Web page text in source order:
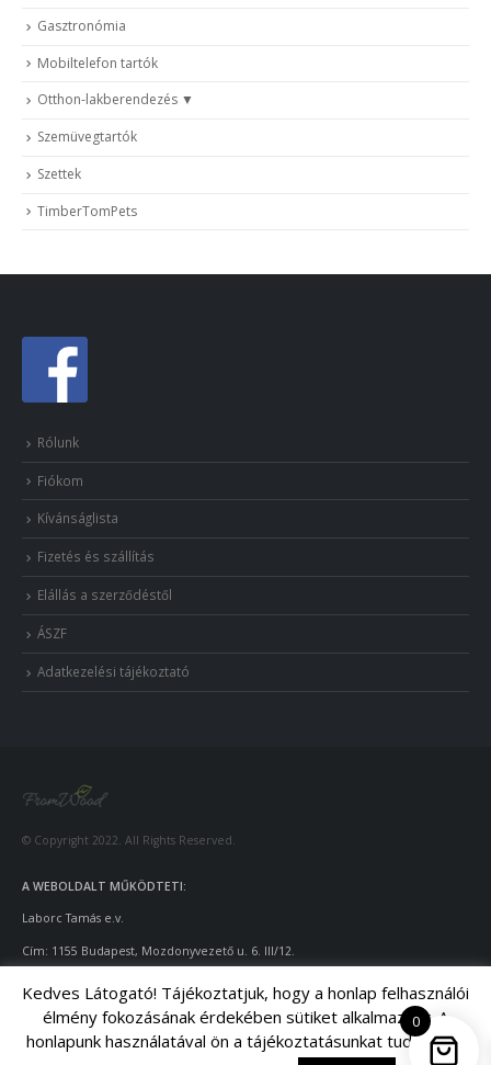
Gasztronómia
Mobiltelefon tartók
Otthon-lakberendezés
Szemüvegtartók
Szettek
TimberTomPets
Rólunk
Fiókom
Kívánságlista
Fizetés és szállítás
Elállás a szerződéstől
ÁSZF
Adatkezelési tájékoztató
© Copyright 2022. All Rights Reserved.
A WEBOLDALT MŰKÖDTETI:
Laborc Tamás e.v.
Cím: 1155 Budapest, Mozdonyvezető u. 6. III/12.
Telefon: +36-70/428-9643
Email: info@fromwood.hu
Kedves Látogató! Tájékoztatjuk, hogy a honlap felhasználói
élmény fokozásának érdekében sütiket alkalmazunk. A
honlapunk használatával ön a tájékoztatásunkat tudomásul
0